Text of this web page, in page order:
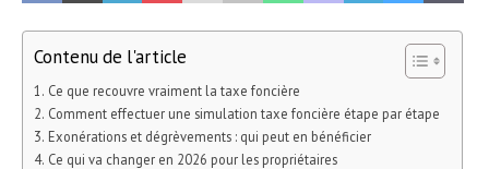
Contenu de l'article
Ce que recouvre vraiment la taxe foncière
Comment effectuer une simulation taxe foncière étape par étape
Exonérations et dégrèvements : qui peut en bénéficier
Ce qui va changer en 2026 pour les propriétaires